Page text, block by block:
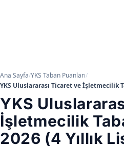
Ana Sayfa/YKS Taban Puanları/
YKS Uluslararası Ticaret ve İşletmecilik
YKS
İşletmecilik
2026 (4 Yıllık